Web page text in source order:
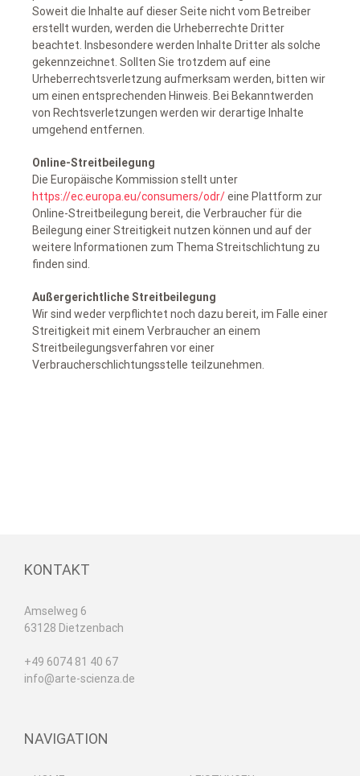
Soweit die Inhalte auf dieser Seite nicht vom Betreiber
erstellt wurden, werden die Urheberrechte Dritter
beachtet. Insbesondere werden Inhalte Dritter als solche
gekennzeichnet. Sollten Sie trotzdem auf eine
Urheberrechtsverletzung aufmerksam werden, bitten wir
um einen entsprechenden Hinweis. Bei Bekanntwerden
von Rechtsverletzungen werden wir derartige Inhalte
umgehend entfernen.
Online-Streitbeilegung
Die Europäische Kommission stellt unter
https://ec.europa.eu/consumers/odr/eine Plattform zur
Online-Streitbeilegung bereit, die Verbraucher für die
Beilegung einer Streitigkeit nutzen können und auf der
weitere Informationen zum Thema Streitschlichtung zu
finden sind.
Außergerichtliche Streitbeilegung
Wir sind weder verpflichtet noch dazu bereit, im Falle einer
Streitigkeit mit einem Verbraucher an einem
Streitbeilegungsverfahren vor einer
Verbraucherschlichtungsstelle teilzunehmen.
KONTAKT
Amselweg 6
63128 Dietzenbach
+49 6074 81 40 67
info@arte-scienza.de
NAVIGATION